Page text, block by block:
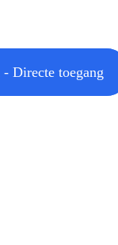
Directe toegang